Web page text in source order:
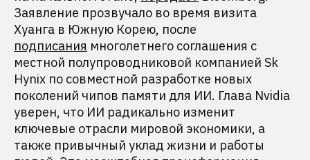
Заявление прозвучало во время визита
Хуанга в Южную Корею, после
подписания многолетнего соглашения c
местной полупроводниковой компанией Sk
Hynix по совместной разработке новых
поколений чипов памяти для ИИ. Глава Nvidia
уверен, что ИИ радикально изменит
ключевые отрасли мировой экономики, а
также привычный уклад жизни и работы